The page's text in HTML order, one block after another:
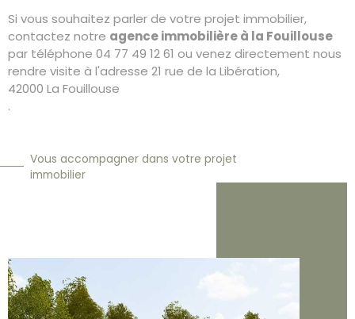
Si vous souhaitez parler de votre projet immobilier,
contactez notre agence immobilière à la Fouillouse
par téléphone 04 77 49 12 61 ou venez directement nous
rendre visite à l'adresse 21 rue de la Libération,
42000 La Fouillouse
.
Vous accompagner dans votre projet
immobilier